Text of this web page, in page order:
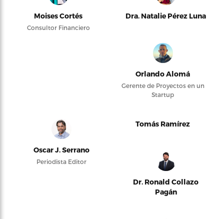
Moises Cortés
Consultor Financiero
Dra. Natalie Pérez Luna
Orlando Alomá
Gerente de Proyectos en un
Startup
Oscar J. Serrano
Periodista Editor
Tomás Ramírez
Dr. Ronald Collazo
Pagán